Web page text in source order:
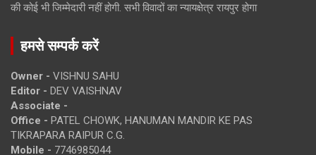
की कोई भी जिम्मेदारी नहीं होगी. सभी विवादों का न्यायक्षेत्र रायपुर होगा
हमसे सम्पर्क करें
Owner - VISHNU SAHU
Editor - DEV VAISHNAV
Associate -
Office - PATEL CHOWK, HANUMAN MANDIR KE PAS
TIKRAPARA RAIPUR C.G.
Mobile - 7746985044